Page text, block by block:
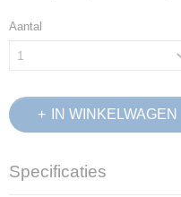
Aantal
IN WINKELWAGEN
Specificaties